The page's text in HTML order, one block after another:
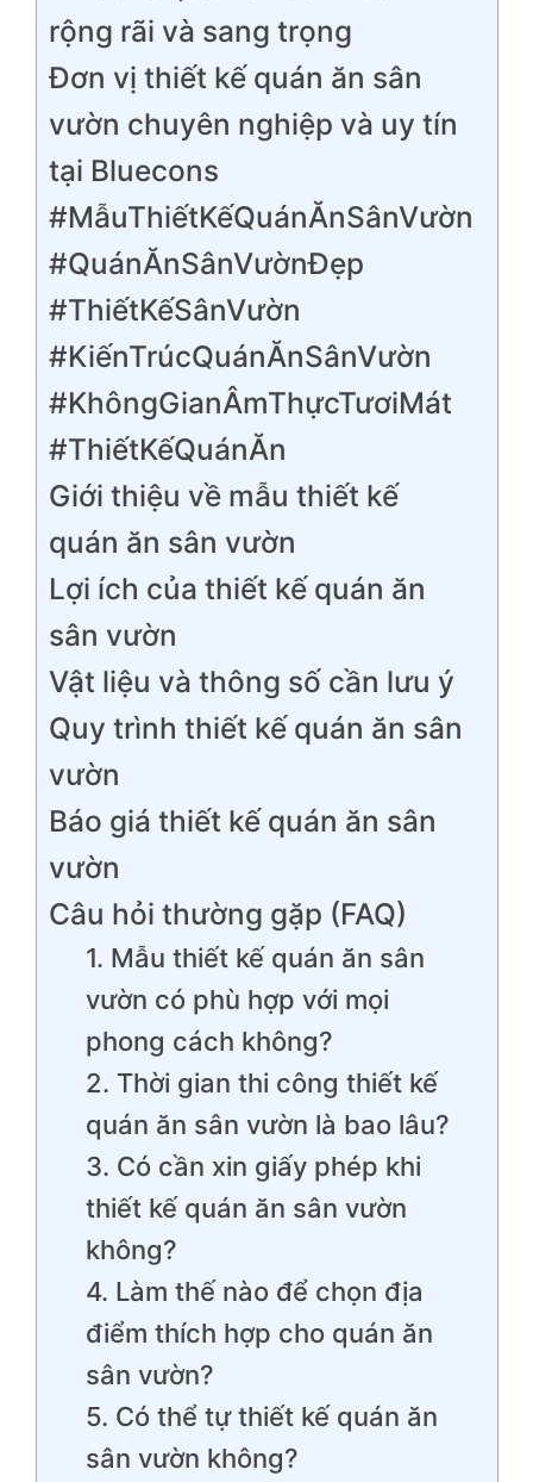
rộng rãi và sang trọng
Đơn vị thiết kế quán ăn sân
vườn chuyên nghiệp và uy tín
tại Bluecons
#MẫuThiếtKếQuánĂnSânVườn
#QuánĂnSânVườnĐẹp
#ThiếtKếSânVườn
#KiếnTrúcQuánĂnSânVườn
#KhôngGianÂmThựcTươiMát
#ThiếtKếQuánĂn
Giới thiệu về mẫu thiết kế
quán ăn sân vườn
Lợi ích của thiết kế quán ăn
sân vườn
Vật liệu và thông số cần lưu ý
Quy trình thiết kế quán ăn sân
vườn
Báo giá thiết kế quán ăn sân
vườn
Câu hỏi thường gặp (FAQ)
1. Mẫu thiết kế quán ăn sân
vườn có phù hợp với mọi
phong cách không?
2. Thời gian thi công thiết kế
quán ăn sân vườn là bao lâu?
3. Có cần xin giấy phép khi
thiết kế quán ăn sân vườn
không?
4. Làm thế nào để chọn địa
điểm thích hợp cho quán ăn
sân vườn?
5. Có thể tự thiết kế quán ăn
sân vườn không?